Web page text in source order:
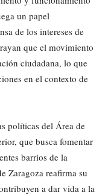
un papel
de los intereses de
que el movimiento
ciudadana, lo que
en el contexto de
políticas del Área de
que busca fomentar
barrios de la
Zaragoza reafirma su
a dar vida a la